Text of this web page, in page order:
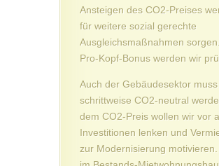
Ansteigen des CO2-Preises
für weitere sozial gerechte
Ausgleichsmaßnahmen
Pro-Kopf-Bonus werden wir
Auch der Gebäudesektor muss
schrittweise CO2-neutral
dem CO2-Preis wollen wir vor
Investitionen lenken und
zur Modernisierung